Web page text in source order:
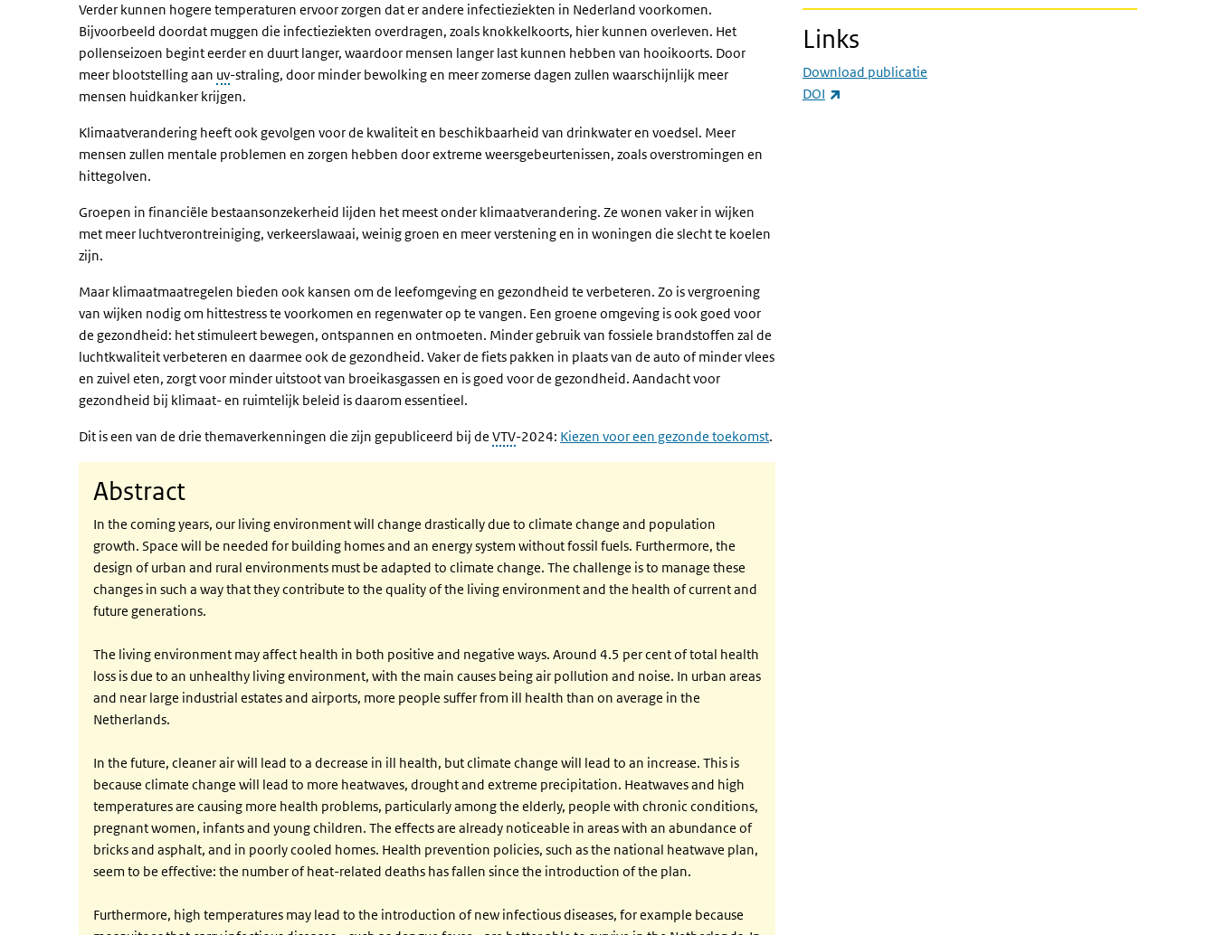
Verder kunnen hogere temperaturen ervoor zorgen dat er andere infectieziekten in Nederland voorkomen.
Bijvoorbeeld doordat muggen die infectieziekten overdragen, zoals knokkelkoorts, hier kunnen overleven. Het
pollenseizoen begint eerder en duurt langer, waardoor mensen langer last kunnen hebben van hooikoorts. Door
meer blootstelling aan uv-straling, door minder bewolking en meer zomerse dagen zullen waarschijnlijk meer
mensen huidkanker krijgen.
Klimaatverandering heeft ook gevolgen voor de kwaliteit en beschikbaarheid van drinkwater en voedsel. Meer
mensen zullen mentale problemen en zorgen hebben door extreme weersgebeurtenissen, zoals overstromingen en
hittegolven.
Groepen in financiële bestaansonzekerheid lijden het meest onder klimaatverandering. Ze wonen vaker in wijken
met meer luchtverontreiniging, verkeerslawaai, weinig groen en meer verstening en in woningen die slecht te koelen
zijn.
Maar klimaatmaatregelen bieden ook kansen om de leefomgeving en gezondheid te verbeteren. Zo is vergroening
van wijken nodig om hittestress te voorkomen en regenwater op te vangen. Een groene omgeving is ook goed voor
de gezondheid: het stimuleert bewegen, ontspannen en ontmoeten. Minder gebruik van fossiele brandstoffen zal de
luchtkwaliteit verbeteren en daarmee ook de gezondheid. Vaker de fiets pakken in plaats van de auto of minder vlees
en zuivel eten, zorgt voor minder uitstoot van broeikasgassen en is goed voor de gezondheid. Aandacht voor
gezondheid bij klimaat- en ruimtelijk beleid is daarom essentieel.
Dit is een van de drie themaverkenningen die zijn gepubliceerd bij de VTV-2024: Kiezen voor een gezonde toekomst.
Abstract
In the coming years, our living environment will change drastically due to climate change and population
growth. Space will be needed for building homes and an energy system without fossil fuels. Furthermore, the
design of urban and rural environments must be adapted to climate change. The challenge is to manage these
changes in such a way that they contribute to the quality of the living environment and the health of current and
future generations.
The living environment may affect health in both positive and negative ways. Around 4.5 per cent of total health
loss is due to an unhealthy living environment, with the main causes being air pollution and noise. In urban areas
and near large industrial estates and airports, more people suffer from ill health than on average in the
Netherlands.
In the future, cleaner air will lead to a decrease in ill health, but climate change will lead to an increase. This is
because climate change will lead to more heatwaves, drought and extreme precipitation. Heatwaves and high
temperatures are causing more health problems, particularly among the elderly, people with chronic conditions,
pregnant women, infants and young children. The effects are already noticeable in areas with an abundance of
bricks and asphalt, and in poorly cooled homes. Health prevention policies, such as the national heatwave plan,
seem to be effective: the number of heat-related deaths has fallen since the introduction of the plan.
Furthermore, high temperatures may lead to the introduction of new infectious diseases, for example because
Links
Download publicatie
DOI